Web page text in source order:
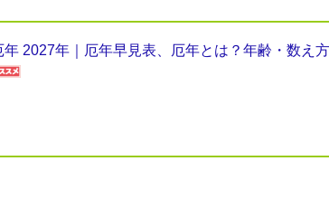
年 2027年｜厄年早見表、厄年とは？年齢・数え